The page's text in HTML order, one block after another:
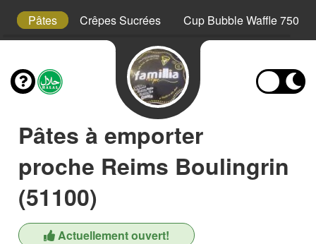
Pâtes Crêpes Sucrées Cup Bubble Waffle 750 ml
Pâtes à emporter
proche Reims Boulingrin
(51100)
Actuellement ouvert!